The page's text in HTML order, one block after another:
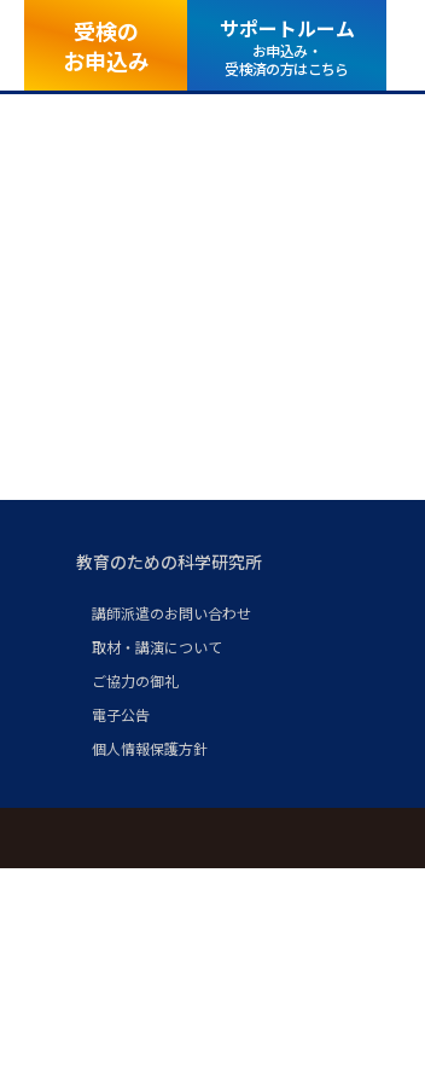
受検の
お申込み
サポートルーム
お申込み・
受検済の方はこちら
教育のための科学研究所
講師派遣のお問い合わせ
取材・講演について
ご協力の御礼
電子公告
個人情報保護方針